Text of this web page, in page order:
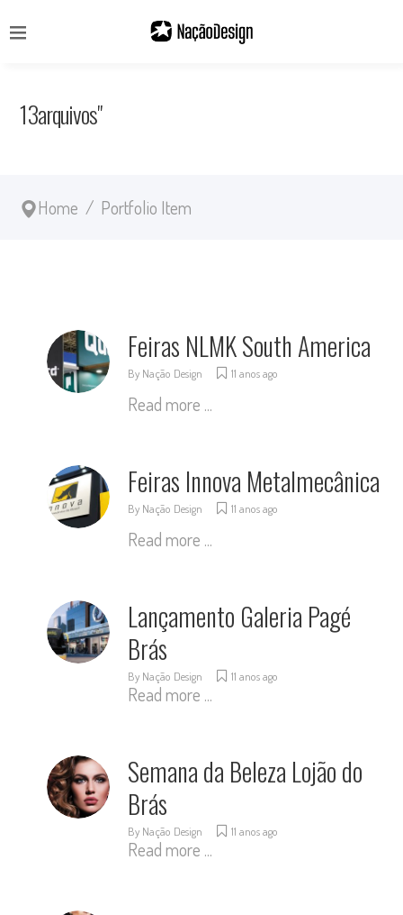
13arquivos"
Home / Portfolio Item
Feiras NLMK South America
By Nação Design 11 anos ago
Read more ...
Feiras Innova Metalmecânica
By Nação Design 11 anos ago
Read more ...
Lançamento Galeria Pagé
Brás
By Nação Design 11 anos ago
Read more ...
Semana da Beleza Lojão do
Brás
By Nação Design 11 anos ago
Read more ...